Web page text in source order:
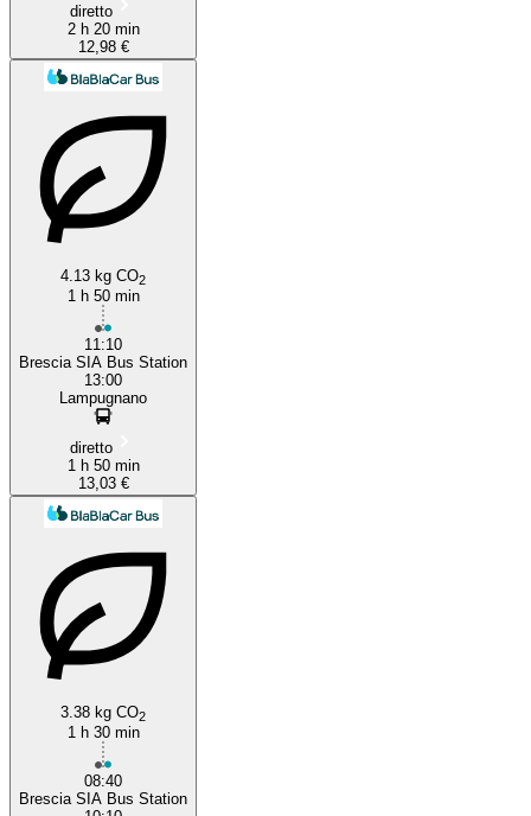
diretto
2 h 20 min
12,98 €
4.13 kg CO2
1 h 50 min
11:10
Brescia SIA Bus Station
13:00
Lampugnano
diretto
1 h 50 min
13,03 €
3.38 kg CO2
1 h 30 min
08:40
Brescia SIA Bus Station